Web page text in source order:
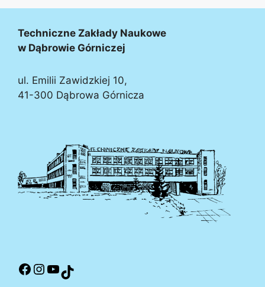
Techniczne Zakłady Naukowe
w Dąbrowie Górniczej
ul. Emilii Zawidzkiej 10,
41-300 Dąbrowa Górnicza